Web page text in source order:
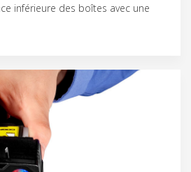
inférieure des boîtes avec une